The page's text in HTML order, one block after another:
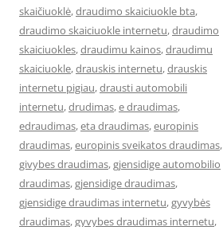
skaičiuoklė,draudimo skaiciuokle bta,
draudimo skaiciuokle internetu,draudimo
skaiciuokles,draudimu kainos,draudimu
skaiciuokle,drauskis internetu,drauskis
internetu pigiau,drausti automobili
internetu,drudimas,e draudimas,
edraudimas,eta draudimas,europinis
draudimas,europinis sveikatos draudimas,
givybes draudimas,gjensidige automobilio
draudimas,gjensidige draudimas,
gjensidige draudimas internetu,gyvybės
draudimas,gyvybes draudimas internetu,